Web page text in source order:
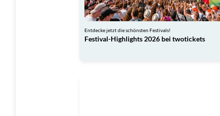
Entdecke jetzt die schönsten Festivals!
Festival-Highlights 2026 bei twotickets